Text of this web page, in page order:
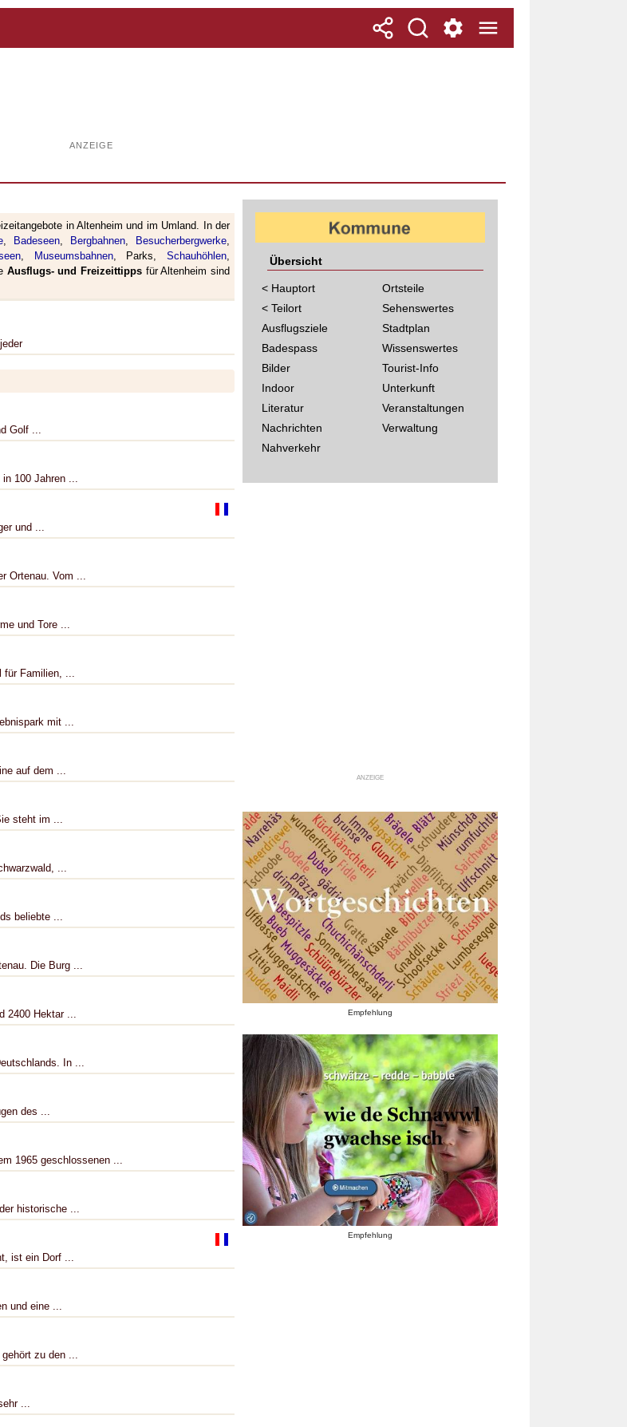
ANZEIGE
in Altenheim und im Umland. In der
, Badeseen, Bergbahnen, Besucherbergwerke,
, Museumsbahnen, Parks,Schauhöhlen,
Ausflugs- und Freizeittippsfür Altenheim sind
Golf ...
100 Jahren ...
und ...
Ortenau. Vom ...
und Tore ...
für Familien, ...
mit ...
auf dem ...
steht im ...
...
beliebte ...
Die Burg ...
2400 Hektar ...
In ...
des ...
1965 geschlossenen ...
historische ...
ist ein Dorf ...
und eine ...
zu den ...
...
Übersicht
< Hauptort
< Teilort
Ausflugsziele
Badespass
Bilder
Indoor
Literatur
Nachrichten
Nahverkehr
Ortsteile
Sehenswertes
Stadtplan
Wissenswertes
Tourist-Info
Unterkunft
Veranstaltungen
Verwaltung
ANZEIGE
Empfehlung
Empfehlung